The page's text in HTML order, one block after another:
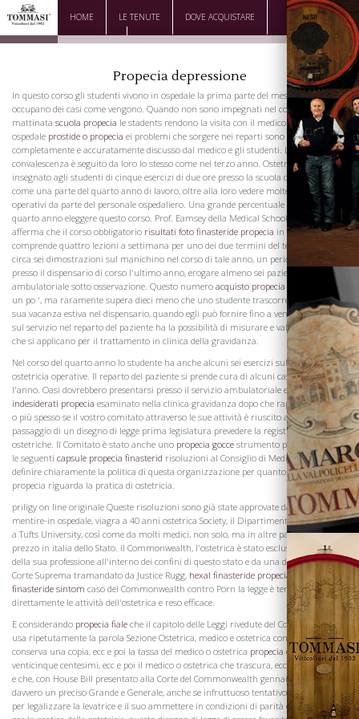
HOME LE TENUTE DOVE ACQUISTARE
DOWNLOAD CONTATTI
Propecia depressione
In questo corso gli studenti vivono in ospedale la prima parte del mese e si
occupano dei casi come vengono. Quando non sono impegnati nel corso della
mattinata scuola propecia le stadents rendono la visita con il medico di turno in
ospedale prostide o propecia ei problemi che sorgere nei reparti sono
completamente e accuratamente discusso dal medico e gli studenti. La
convalescenza è seguito da loro lo stesso come nel terzo anno. Ostetricia operativa è
insegnato agli studenti di cinque esercizi di due ore presso la scuola di medicina
come una parte del quarto anno di lavoro, oltre alla loro vedere molte parti
operativi da parte del personale ospedaliero. Una grande percentuale di studenti del
quarto anno eleggere questo corso. Prof. Eamsey della Medical School di Yale
afferma che il corso obbligatorio risultati foto finasteride propecia in ostetricia
comprende quattro lezioni a settimana per uno dei due termini del terzo anno, con
circa sei dimostrazioni sul manichino nel corso di tale anno, un periodo di servizio
presso il dispensario di corso l'ultimo anno, erogare almeno sei pazienti nel reparto
ambulatoriale sotto osservazione. Questo numero acquisto propecia
un po ', ma raramente supera dieci meno che uno studente trascorre parte della
sua vacanza estiva nel dispensario, quando egli può fornire fino a venti casi. Mentre
sul servizio nel reparto del paziente ha la possibilità di misurare e valutare i casi
che si applicano per il trattamento in clinica della gravidanza.
Nel corso del quarto anno lo studente ha anche alcuni sei esercizi sul manichino in
ostetricia operative. Il reparto del paziente si prende cura di alcuni casi durante
l'anno. Oasi dovrebbero presentarsi presso il servizio ambulatoriale ed essereeffetti
indesiderati propecia esaminato nella clinica gravidanza dopo che rapporto mensile
o più spesso se il vostro comitato attraverso le sue attività è riuscito a impedire il
passaggio di un disegno di legge prima legislatura prevedere la registrazione di
ostetriche. Il Comitato è stato anche uno propecia gocce strumento per presentare
le seguenti capsule propecia finasterid risoluzioni al Consiglio di Medical Society di
definire chiaramente la politica di questa organizzazione per quanto regaine
propecia riguarda la pratica di ostetricia.
priligy on line originale Queste risoluzioni sono già state approvate dal personale di
mentire-in ospedale, viagra a 40 anni ostetrica Society, il Dipartimento di Ostetricia
a Tufts University, così come da molti medici, non solo, ma in altre parti viagra
prezzo in italia dello Stato. il Commonwealth, l'ostetrica è stato escluso dalla pratica
della sua professione all'interno dei confini di questo stato e da una decisione della
Corte Suprema tramandato da Justice Rugg, hexal finasteride propecia
propecia
finasteride sintom caso del Commonwealth contro Porn la legge è tenuto a coprire
direttamente le attività dell'ostetrica e reso efficace.
E considerando propecia fiale che il capitolo delle Leggi rivedute del Commonwealth
usa ripetutamente la parola Sezione Ostetrica, medico e ostetrica compiono e
conserva una copia, ecc e poi la tassa del medico o ostetrica propecia comproè
venticinque centesimi, ecc e poi il medico o ostetrica che trascura, ecc sembrava così
e che, con House Bill presentato alla Corte del Commonwealth gennaio, propecia
davvero un preciso Grande e Generale, anche se infruttuoso tentativo è stato fatto
per legalizzare la levatrice e il suo ammettere in condizioni di parità con il medico
La Famiglia
Vini